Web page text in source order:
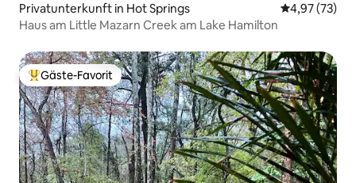
Privatunterkunft in Hot Springs
4,97 (73)
Haus am Little Mazarn Creek am Lake Hamilton
Beliebter Gäste-Favorit.
Gäste-Favorit